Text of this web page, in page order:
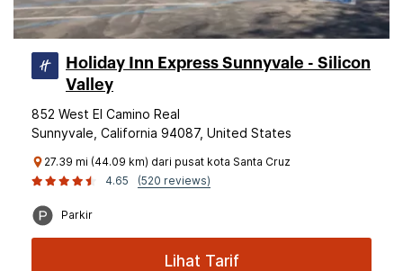
Holiday Inn Express Sunnyvale - Silicon
Valley
852 West El Camino Real
Sunnyvale, California 94087, United States
27.39 mi (44.09 km) dari pusat kota Santa Cruz
4.65
(520 reviews)
Parkir
Lihat Tarif